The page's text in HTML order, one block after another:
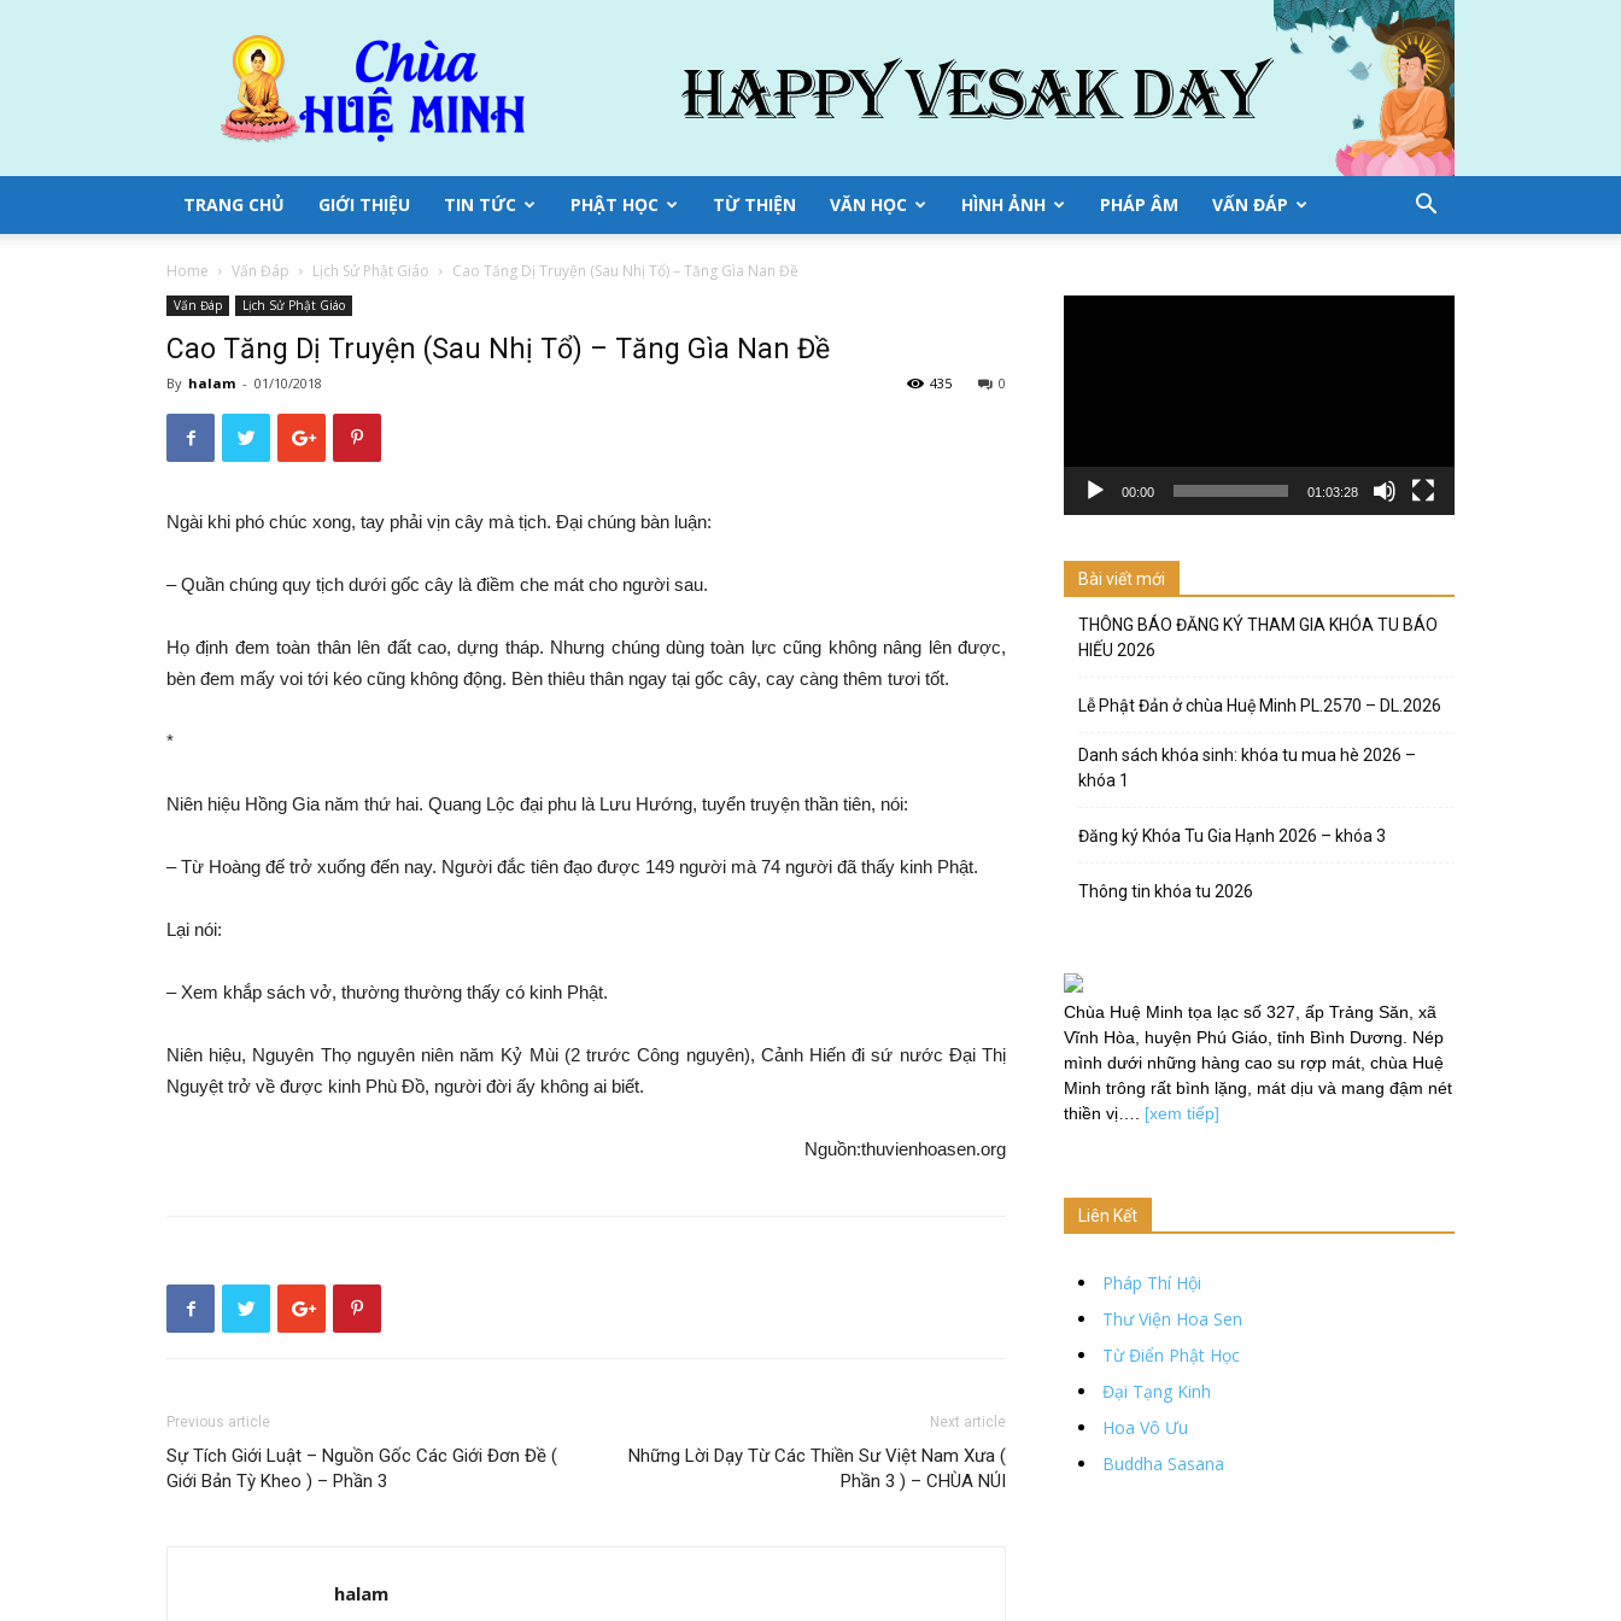
Chùa
Huệ
Minh
TRANG CHỦ GIỚI THIỆU TIN TỨC PHẬT HỌC TỪ THIỆN VĂN HỌC HÌNH ẢNH PHÁP ÂM VẤN ĐÁP
Home Vấn Đáp Lịch Sử Phật Giáo Cao Tăng Dị Truyện (Sau Nhị Tổ) – Tăng Gìa Nan Đề
Vấn Đáp Lịch Sử Phật Giáo
Cao Tăng Dị Truyện (Sau Nhị Tổ) – Tăng Gìa Nan Đề
By halam - 01/10/2018 0
435
Ngài khi phó chúc xong, tay phải vịn cây mà tịch. Đại chúng bàn luận:
–Quần chúng quy tịch dưới gốc cây là điềm che mát cho người sau.
Họ định đemtoàn thânlên đất cao, dựng tháp. Nhưng chúng dùngtoàn lực cũng không nâng lên được,
bèn đem mấy voi tới kéo cũng không động. Bèn thiêu thân ngay tại gốc cây, cay càng thêm tươi tốt.
*
Niên hiệu Hồng Gia năm thứ hai. Quang Lộc đại phu là Lưu Hướng, tuyển truyện thần tiên, nói:
– Từ Hoàng đế trở xuống đến nay. Người đắc tiên đạo được 149 người mà 74 người đã thấy kinh Phật.
Lại nói:
– Xem khắp sách vở, thường thường thấy có kinh Phật.
Niên hiệu, Nguyên Thọ nguyên niên năm Kỷ Mùi (2trước Công nguyên), Cảnh Hiến đi sứ nước Đại Thị
Nguyệt trở về được kinh Phù Đồ, người đời ấy không ai biết.
Nguồn:thuvienhoasen.org
Previous article
Sự Tích Giới Luật – Nguồn Gốc Các Giới Đơn Đề (
Giới Bản Tỳ Kheo ) – Phần 3
Next article
Những Lời Dạy Từ Các Thiền Sư Việt Nam Xưa (
Phần 3 ) – CHÙA NÚI
halam
00:00 01:03:28
Bài viết mới
THÔNG BÁO ĐĂNG KÝ THAM GIA KHÓA TU BÁO
HIẾU 2026
Lễ Phật Đản ở chùa Huệ Minh PL.2570 – DL.2026
Danh sách khóa sinh: khóa tu mua hè 2026 –
khóa 1
Đăng ký Khóa Tu Gia Hạnh 2026 – khóa 3
Thông tin khóa tu 2026
Chùa Huệ Minh tọa lạc số 327, ấp Trảng Săn, xã
Vĩnh Hòa, huyện Phú Giáo, tỉnh Bình Dương. Nép
mình dưới những hàng cao su rợp mát, chùa Huệ
Minh trông rất bình lặng, mát dịu và mang đậm nét
thiền vị…. [xem tiếp]
Liên Kết
Pháp Thí Hội
Thư Viện Hoa Sen
Từ Điển Phật Học
Đại Tạng Kinh
Hoa Vô Ưu
Buddha Sasana